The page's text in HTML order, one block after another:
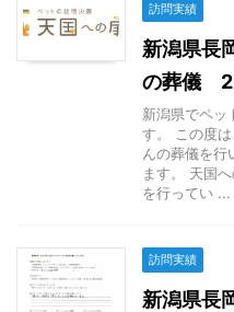
訪問実績
新潟県長
の葬儀
新潟県でペッ
す。 この度
んの葬儀を行
ます。 天国
を行ってい ...
訪問実績
新潟県長